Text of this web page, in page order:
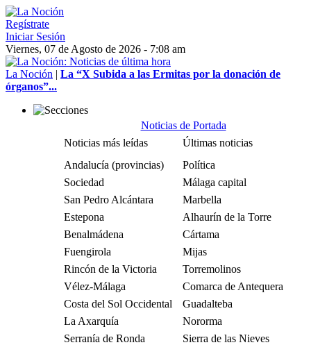
Regístrate
Iniciar Sesión
Viernes, 07 de Agosto de 2026 - 7:08 am
La Noción | La “X Subida a las Ermitas por la donación de
órganos”...
Noticias de Portada
Noticias más leídas
Últimas noticias
Andalucía (provincias)
Política
Sociedad
Málaga capital
San Pedro Alcántara
Marbella
Estepona
Alhaurín de la Torre
Benalmádena
Cártama
Fuengirola
Mijas
Rincón de la Victoria
Torremolinos
Vélez-Málaga
Comarca de Antequera
Costa del Sol Occidental
Guadalteba
La Axarquía
Nororma
Serranía de Ronda
Sierra de las Nieves